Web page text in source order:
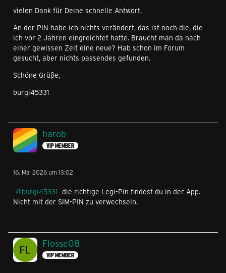
vielen Dank für Deine schnelle Antwort.
An der PIN habe ich nichts verändert, das ist noch die, die
ich vor 2 Jahren eingreichtet hatte. Braucht man da nach
einer gewissen Zeit eine neue? Hab schon im Forum
gesucht, aber nichts passendes gefunden.
Schöne Grüße,
burgi45331
harob
VIP MEMBER
16. Mai 2026 um 13:02
burgi45331 die richtige Legi-Pin findest du in der App.
Nicht mit der SIM-PIN zu verwechseln.
Flosse08
VIP MEMBER